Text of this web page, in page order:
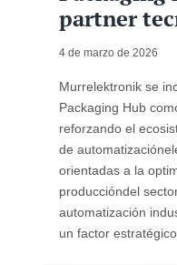
partner
4 de marzo de 2026
Murrelektronik se
Packaging Hub
reforzando el
de
orientadas a la
produccióndel
automatización
un factor